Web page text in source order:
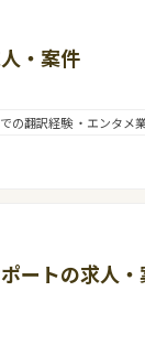
・案件
の翻訳経験 ・エンタメ
ートの求人